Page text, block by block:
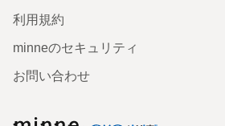
利用規約
minneのセキュリティ
お問い合わせ